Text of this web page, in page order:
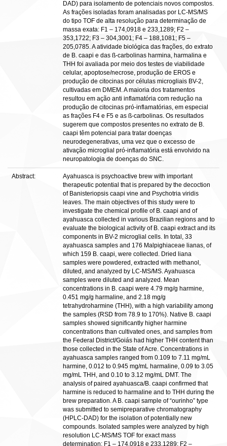
DAD) para isolamento de potenciais novos compostos.
As frações isoladas foram analisadas por LC-MS/MS
do tipo TOF de alta resolução para determinação de
massa exata: F1 – 174,0918 e 233,1289; F2 –
353,1722; F3 – 304,3001; F4 – 188,1081; F5 –
205,0785. A atividade biológica das frações, do extrato
de B. caapi e das ß-carbolinas harmina, harmalina e
THH foi avaliada por meio dos testes de viabilidade
celular, apoptose/necrose, produção de EROS e
produção de citocinas por células microgliais BV-2,
cultivadas em DMEM. A maioria dos tratamentos
resultou em ação anti inflamatória com redução na
produção de citocinas pró-inflamatórias, em especial
as frações F4 e F5 e as ß-carbolinas. Os resultados
sugerem que compostos presentes no extrato de B.
caapi têm potencial para tratar doenças
neurodegenerativas, uma vez que o excesso de
ativação microglial pró-inflamatória está envolvido na
neuropatologia de doenças do SNC.
Abstract:
Ayahuasca is psychoactive brew with important
therapeutic potential that is prepared by the decoction
of Banisteriopsis caapi vine and Psychotria viridis
leaves. The main objectives of this study were to
investigate the chemical profile of B. caapi and of
ayahuasca collected in various Brazilian regions and to
evaluate the biological activity of B. caapi extract and its
components in BV-2 microglial cells. In total, 33
ayahuasca samples and 176 Malpighiaceae lianas, of
which 159 B. caapi, were collected. Dried liana
samples were powdered, extracted with methanol,
diluted, and analyzed by LC-MS/MS. Ayahuasca
samples were diluted and analyzed. Mean
concentrations in B. caapi were 4.79 mg/g harmine,
0.451 mg/g harmaline, and 2.18 mg/g
tetrahydroharmine (THH), with a high variability among
the samples (RSD from 78.9 to 170%). Native B. caapi
samples showed significantly higher harmine
concentrations than cultivated ones, and samples from
the Federal District/Goiás had higher THH content than
those collected in the State of Acre. Concentrations in
ayahuasca samples ranged from 0.109 to 7.11 mg/mL
harmine, 0.012 to 0.945 mg/mL harmaline, 0.09 to 3.05
mg/mL THH, and 0.10 to 3.12 mg/mL DMT. The
analysis of paired ayahuasca/B. caapi confirmed that
harmine is reduced to harmaline and to THH during the
brew preparation. A B. caapi sample of “ourinho” type
was submitted to semipreparative chromatography
(HPLC-DAD) for the isolation of potentially new
compounds. Isolated samples were analyzed by high
resolution LC-MS/MS TOF for exact mass
determination: F1 – 174.0918 e 233.1289; F2 –